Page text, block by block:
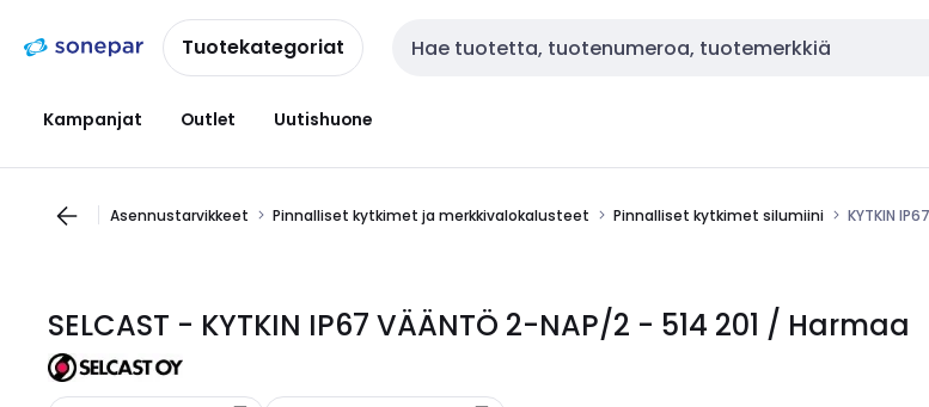
navigointiinsisältöönTuotekategoriat Haku
Kampanjat Outlet Uutishuone
Asennustarvikkeet Pinnalliset kytkimet ja merkkivalokalusteet Pinnalliset kytkimet silumiini KYTKIN
SELCAST - KYTKIN IP67 VÄÄNTÖ 2-NAP/2 - 514 201 / Harmaa